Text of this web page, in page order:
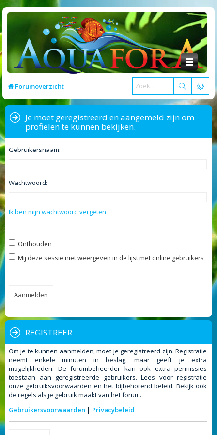
Forumoverzicht
Je moet geregistreerd en aangemeld zijn om
profielen te kunnen bekijken.
Gebruikersnaam:
Wachtwoord:
Ik ben mijn wachtwoord vergeten
Onthouden
Mij deze sessie niet weergeven in de lijst met online gebruikers
REGISTREER
Om je te kunnen aanmelden, moet je geregistreerd zijn. Registratie
neemt enkele minuten in beslag, maar geeft je extra
mogelijkheden. De forumbeheerder kan ook extra permissies
toestaan aan geregistreerde gebruikers. Lees voor registratie
onze gebruiksvoorwaarden en het bijbehorend beleid. Bekijk ook
de regels als je gebruik maakt van het forum.
Gebruikersvoorwaarden | Privacybeleid